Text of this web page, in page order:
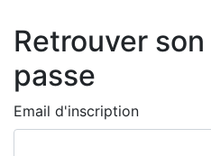
Retrouver
passe
Email d'inscription